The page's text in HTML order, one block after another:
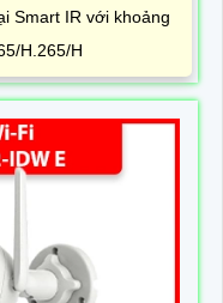
Smart IR với khoảng
H.265/H